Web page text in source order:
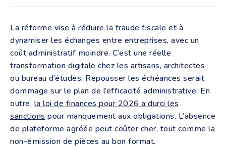
La réforme vise à réduire la fraude fiscale et à
dynamiser les échanges entre entreprises, avec un
coût administratif moindre. C’est une réelle
transformation digitale chez les artisans, architectes
ou bureau d’études. Repousser les échéances serait
dommage sur le plan de l’efficacité administrative. En
outre, la loi de finances pour 2026 a durci les
sanctions pour manquement aux obligations. L’absence
de plateforme agréée peut coûter cher, tout comme la
non-émission de pièces au bon format.